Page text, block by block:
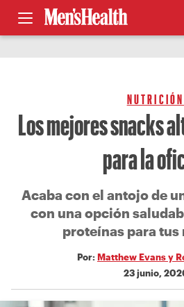
NUTRICIÓN
Los mejores snacks
para la
Acaba con el antojo de
con una opción
proteínas para tus
Por: Matthew Evans y
23 junio,